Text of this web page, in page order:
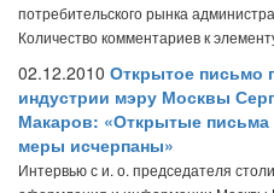
потребительского рынка
Количество комментариев к
02.12.2010 Открытое письмо
индустрии мэру Москвы
Макаров: «Открытые письма
меры исчерпаны»
Интервью с и. о. председателя